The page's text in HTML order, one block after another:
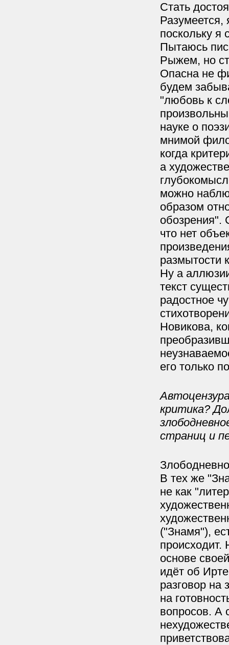
Стать
поскольку
Пытаюсь
Рыжем, но
Опасна не
будем
"любовь к
науке о
мнимой
когда
а
можно
образом
обозрения".
что нет
размытости
Ну а
текст
радостное
Новикова,
его только
критика?
страниц и
В тех же
не как
("Знамя"),
происходит.
основе
идёт об
разговор на
на
вопросов. А